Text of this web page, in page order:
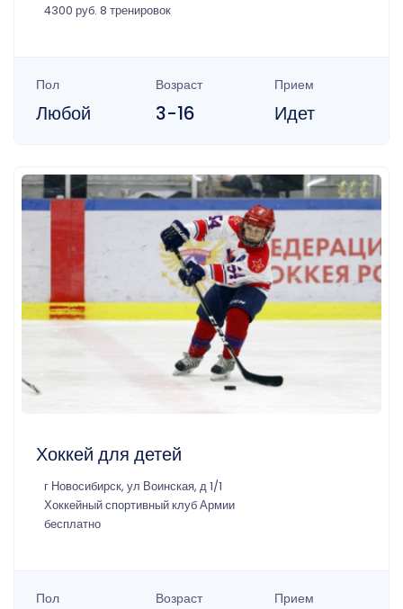
4300 руб. 8 тренировок
Пол
Любой
Возраст
3-16
Прием
Идет
Хоккей для детей
г Новосибирск, ул Воинская, д 1/1
Хоккейный спортивный клуб Армии
бесплатно
Пол Возраст Прием